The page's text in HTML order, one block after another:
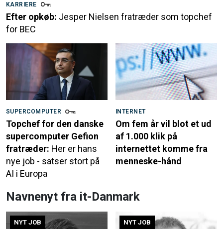
KARRIERE
Efter opkøb: Jesper Nielsen fratræder som topchef
for BEC
SUPERCOMPUTER
Topchef for den danske
supercomputer Gefion
fratræder: Her er hans
nye job - satser stort på
AI i Europa
INTERNET
Om fem år vil blot et ud
af 1.000 klik på
internettet komme fra
menneske-hånd
Navnenyt fra it-Danmark
NYT JOB NYT JOB